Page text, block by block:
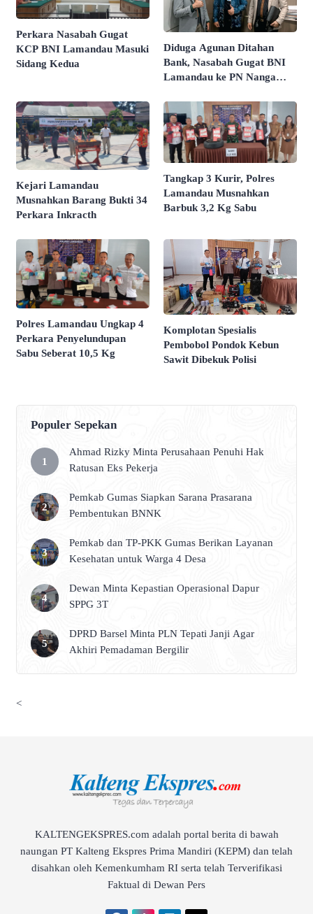
Perkara Nasabah Gugat
KCP BNI Lamandau Masuki
Sidang Kedua
Diduga Agunan Ditahan
Bank, Nasabah Gugat BNI
Lamandau ke PN Nanga
Kejari Lamandau
Musnahkan Barang Bukti 34
Perkara Inkracth
Tangkap 3 Kurir, Polres
Lamandau Musnahkan
Barbuk 3,2 Kg Sabu
Polres Lamandau Ungkap 4
Perkara Penyelundupan
Sabu Seberat 10,5 Kg
Komplotan Spesialis
Pembobol Pondok Kebun
Sawit Dibekuk Polisi
Populer Sepekan
Ahmad Rizky Minta Perusahaan Penuhi Hak
Ratusan Eks Pekerja
Pemkab Gumas Siapkan Sarana Prasarana
Pembentukan BNNK
Pemkab dan TP-PKK Gumas Berikan Layanan
Kesehatan untuk Warga 4 Desa
Dewan Minta Kepastian Operasional Dapur
SPPG 3T
DPRD Barsel Minta PLN Tepati Janji Agar
Akhiri Pemadaman Bergilir
<
KALTENGEKSPRES.com adalah portal berita di bawah
naungan PT Kalteng Ekspres Prima Mandiri (KEPM) dan telah
disahkan oleh Kemenkumham RI serta telah Terverifikasi
Faktual di Dewan Pers